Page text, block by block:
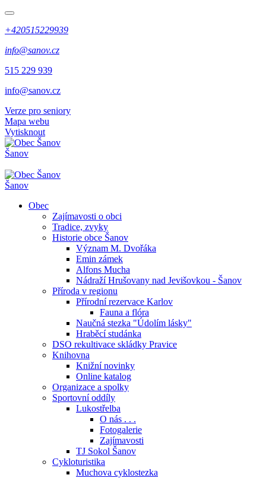
+420515229939
info@sanov.cz
515 229 939
info@sanov.cz
Verze pro seniory
Mapa webu
Vytisknout
Šanov
Šanov
Obec
Zajímavosti o obci
Tradice, zvyky
Historie obce Šanov
Význam M. Dvořáka
Emin zámek
Alfons Mucha
Nádraží Hrušovany nad Jevišovkou - Šanov
Příroda v regionu
Přírodní rezervace Karlov
Fauna a flóra
Naučná stezka "Údolím lásky"
Hraběcí studánka
DSO rekultivace skládky Pravice
Knihovna
Knižní novinky
Online katalog
Organizace a spolky
Sportovní oddíly
Lukostřelba
O nás . . .
Fotogalerie
Zajímavosti
TJ Sokol Šanov
Cykloturistika
Muchova cyklostezka